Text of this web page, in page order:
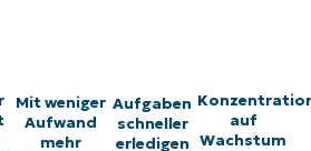
Mit weniger
Aufwand
mehr
Aufgaben
schneller
erledigen
auf
Wachstum